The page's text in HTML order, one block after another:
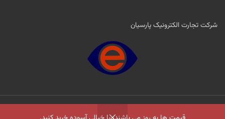
شرکت تجارت الکترونیک پارسیان